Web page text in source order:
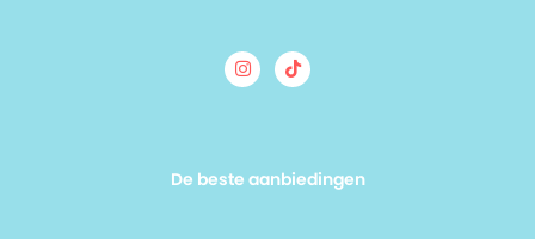
De beste aanbiedingen